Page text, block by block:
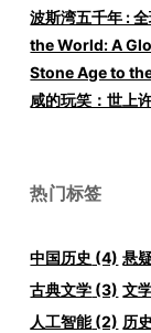
波斯湾五千年 :
the World: A
Stone Age to
咸的玩笑：世上
热门标签
中国历史 (4) 悬
古典文学 (3) 文
人工智能(2) 历